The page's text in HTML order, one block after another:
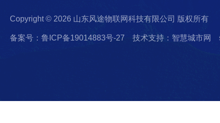
Copyright © 2026 山东风途物联网科技有限公司 版权所有
备案号：鲁ICP备19014883号-27 技术支持：智慧城市网